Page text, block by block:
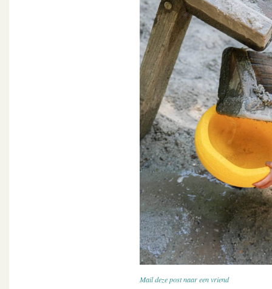
Mail deze post naar een vriend